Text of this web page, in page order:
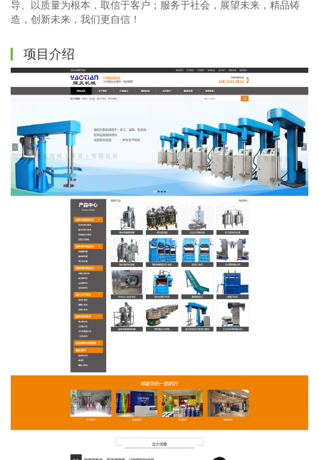
导、以质量为根本，取信于客户；服务于社会，展望未来，精品铸
造，创新未来，我们更自信！
项目介绍